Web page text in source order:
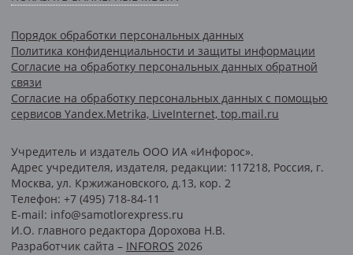
Порядок обработки персональных данных
Политика конфиденциальности и защиты информации
Согласие на обработку персональных данных обратной
связи
Согласие на обработку персональных данных с помощью
сервисов Yandex.Metrika, LiveInternet, top.mail.ru
Учредитель и издатель ООО ИА «Инфорос».
Адрес учредителя, издателя, редакции: 117218, Россия, г.
Москва, ул. Кржижановского, д.13, кор. 2
Телефон: +7 (495) 718-84-11
E-mail: info@samotlorexpress.ru
И.О. главного редактора Дорохова Н.В.
Разработчик сайта – INFOROS 2026